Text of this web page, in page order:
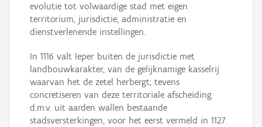
evolutie tot volwaardige stad met eigen
territorium, jurisdictie, administratie en
dienstverlenende instellingen.
In 1116 valt Ieper buiten de jurisdictie met
landbouwkarakter, van de gelijknamige kasselrij
waarvan het de zetel herbergt; tevens
concretiseren van deze territoriale afscheiding
d.m.v. uit aarden wallen bestaande
stadsversterkingen, voor het eerst vermeld in 1127.